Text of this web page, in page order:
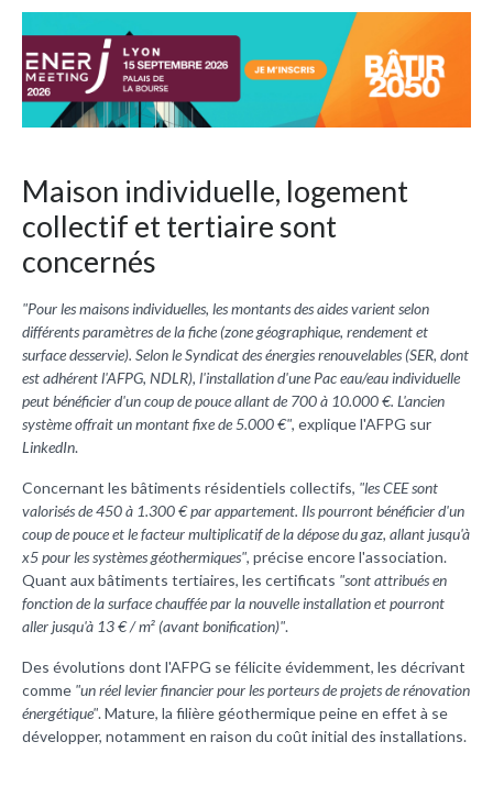
Maison individuelle, logement
collectif et tertiaire sont
concernés
"Pour les maisons individuelles, les montants des aides varient selon
différents paramètres de la fiche (zone géographique, rendement et
surface desservie). Selon le Syndicat des énergies renouvelables (SER, dont
est adhérent l'AFPG, NDLR), l'installation d'une Pac eau/eau individuelle
peut bénéficier d'un coup de pouce allant de 700 à 10.000 €. L'ancien
système offrait un montant fixe de 5.000 €", explique l'AFPG sur
LinkedIn.
Concernant les bâtiments résidentiels collectifs, "les CEE sont
valorisés de 450 à 1.300 € par appartement. Ils pourront bénéficier d'un
coup de pouce et le facteur multiplicatif de la dépose du gaz, allant jusqu'à
x5 pour les systèmes géothermiques", précise encore l'association.
Quant aux bâtiments tertiaires, les certificats "sont attribués en
fonction de la surface chauffée par la nouvelle installation et pourront
aller jusqu'à 13 € / m² (avant bonification)".
Des évolutions dont l'AFPG se félicite évidemment, les décrivant
comme "un réel levier financier pour les porteurs de projets de rénovation
énergétique". Mature, la filière géothermique peine en effet à se
développer, notamment en raison du coût initial des installations.